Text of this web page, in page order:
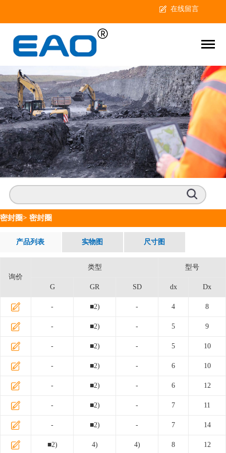
在线留言
密封圈> 密封圈
产品列表 实物图 尺寸图
询价
类型 型号
G GR SD dx Dx
- ■2) - 4 8
- ■2) - 5 9
- ■2) - 5 10
- ■2) - 6 10
- ■2) - 6 12
- ■2) - 7 11
- ■2) - 7 14
■2) 4) 4) 8 12